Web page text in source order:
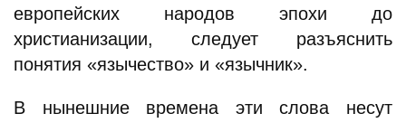
европейских народов эпохи до
христианизации, следует разъяснить
понятия «язычество» и «язычник».
В нынешние времена эти слова несут